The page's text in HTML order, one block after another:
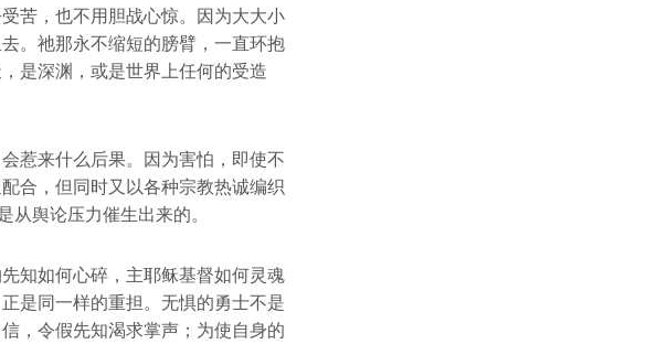
苦，也不用胆战心惊。因为大大小
。祂那永不缩短的膀臂，一直环抱
是深渊，或是世界上任何的受造
惹来什么后果。因为害怕，即使不
合，但同时又以各种宗教热诚编织
从舆论压力催生出来的。
知如何心碎，主耶稣基督如何灵魂
是同一样的重担。无惧的勇士不是
，令假先知渴求掌声；为使自身的